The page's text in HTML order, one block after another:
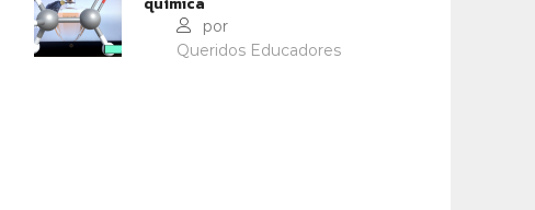
por
Queridos Educadores